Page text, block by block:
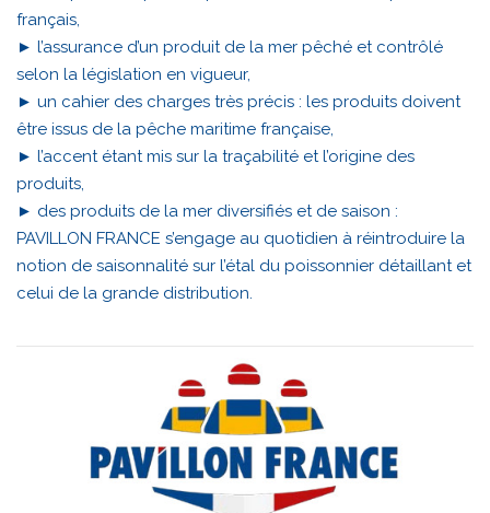
français,
► l’assurance d’un produit de la mer pêché et contrôlé
selon la législation en vigueur,
► un cahier des charges très précis : les produits doivent
être issus de la pêche maritime française,
► l’accent étant mis sur la traçabilité et l’origine des
produits,
► des produits de la mer diversifiés et de saison :
PAVILLON FRANCE s’engage au quotidien à réintroduire la
notion de saisonnalité sur l’étal du poissonnier détaillant et
celui de la grande distribution.